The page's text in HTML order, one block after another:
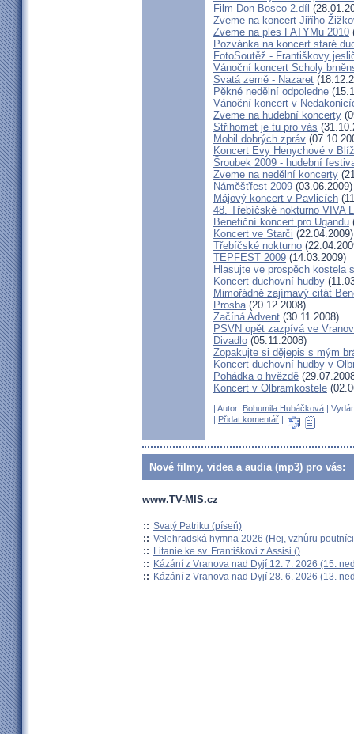
Film Don Bosco 2.díl
Zveme na koncert Jiřího
Zveme na ples FATYMu 2010
Pozvánka na koncert staré
FotoSoutěž - Františkovy
Vánoční koncert Scholy
Svatá země - Nazaret
Pěkné nedělní odpoledne
Vánoční koncert v
Zveme na hudební koncerty
Střihomet je tu pro vás
Mobil dobrých zpráv
Koncert Evy Henychové v
Šroubek 2009 - hudební
Zveme na nedělní koncerty
Náměšťfest 2009 (03.06.2009)
Májový koncert v Pavlicích
48. Třebíčské nokturno VIVA
Benefiční koncert pro Ugandu
Koncert ve Starči (22.04.2009)
Třebíčské nokturno
TEPFEST 2009 (14.03.2009)
Hlasujte ve prospěch kostela
Koncert duchovní hudby
Mimořádně zajímavý citát
Prosba(20.12.2008)
Začíná Advent (30.11.2008)
PSVN opět zazpívá ve
Divadlo (05.11.2008)
Zopakujte si dějepis s mým
Koncert duchovní hudby v
Pohádka o hvězdě
Koncert v Olbramkostele
| Autor: Bohumila Hubáčková |
| Přidat komentář |
Nové filmy, videa a audia (mp3) pro vás:
www.TV-MIS.cz
:: Svatý Patriku (píseň)
:: Velehradská hymna 2026 (Hej, vzhůru
:: Litanie ke sv. Františkovi z Assisi ()
:: Kázání z Vranova nad Dyjí 12. 7. 2026 (15.
:: Kázání z Vranova nad Dyjí 28. 6. 2026 (13.